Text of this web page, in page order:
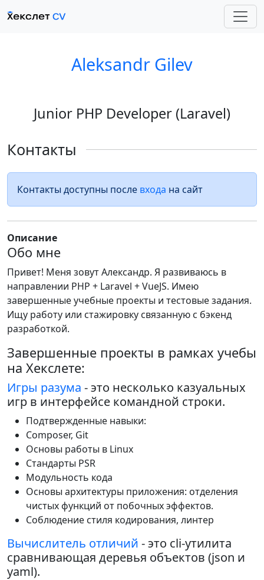
Aleksandr Gilev
Junior PHP Developer (Laravel)
Контакты
Контакты доступны после входа на сайт
Описание
Обо мне
Привет! Меня зовут Александр. Я развиваюсь в
направлении PHP + Laravel + VueJS. Имею
завершенные учебные проекты и тестовые задания.
Ищу работу или стажировку связанную с бэкенд
разработкой.
Завершенные проекты в рамках учебы
на Хекслете:
Игры разума - это несколько казуальных
игр в интерфейсе командной строки.
Подтвержденные навыки:
Composer, Git
Основы работы в Linux
Стандарты PSR
Модульность кода
Основы архитектуры приложения: отделения
чистых функций от побочных эффектов.
Соблюдение стиля кодирования, линтер
Вычислитель отличий - это cli-утилита
сравнивающая деревья объектов (json и
yaml).